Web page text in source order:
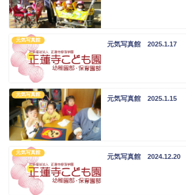
元気写真館
元気写真館 2025.1.17
元気写真館
元気写真館 2025.1.15
元気写真館
元気写真館 2024.12.20